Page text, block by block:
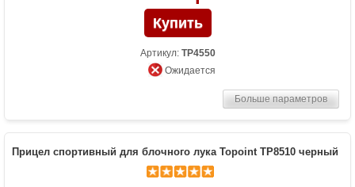
Артикул: TP4550
Ожидается
Больше параметров
Прицел спортивный для блочного лука Topoint TP8510 черный